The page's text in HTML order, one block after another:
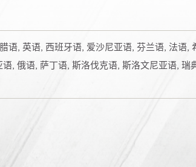
语, 英语, 西班牙语, 爱沙尼亚语, 芬兰语, 法语
, 俄语, 萨丁语, 斯洛伐克语, 斯洛文尼亚语,